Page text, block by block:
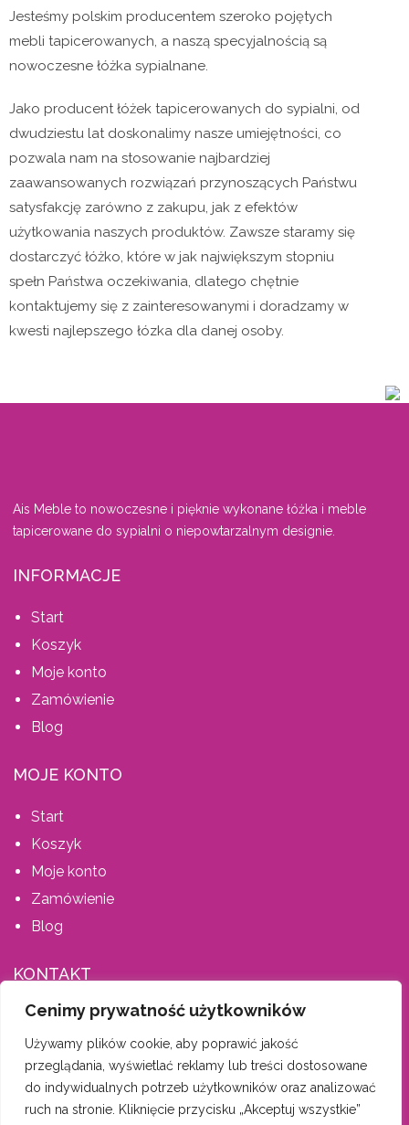
Cenimy prywatność użytkowników
Używamy plików cookie, aby poprawić jakość
przeglądania, wyświetlać reklamy lub treści dostosowane
do indywidualnych potrzeb użytkowników oraz analizować
ruch na stronie. Kliknięcie przycisku „Akceptuj wszystkie”
Jesteśmy polskim producentem szeroko pojętych
mebli tapicerowanych, a naszą specyjalnością są
nowoczesne łóżka sypialnane.
Jako producent łóżek tapicerowanych do sypialni, od
dwudziestu lat doskonalimy nasze umiejętności, co
pozwala nam na stosowanie najbardziej
zaawansowanych rozwiązań przynoszących Państwu
satysfakcję zarówno z zakupu, jak z efektów
użytkowania naszych produktów. Zawsze staramy się
dostarczyć łóżko, które w jak największym stopniu
spełn Państwa oczekiwania, dlatego chętnie
kontaktujemy się z zainteresowanymi i doradzamy w
kwesti najlepszego łózka dla danej osoby.
Ais Meble to nowoczesne i pięknie wykonane łóżka i meble
tapicerowane do sypialni o niepowtarzalnym designie.
INFORMACJE
Start
Koszyk
Moje konto
Zamówienie
Blog
MOJE KONTO
Start
Koszyk
Moje konto
Zamówienie
Blog
KONTAKT
AIS MEBLE, ŚPIEWLA ANETA
Dąbrówka 202, 34-146 Stryszów
tel. 600 335 659